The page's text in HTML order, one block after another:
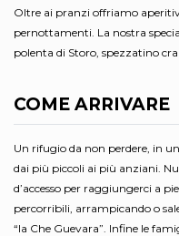
Oltre ai pranzi offriamo
pernottamenti. La nostra
polenta di Storo, spezzatino
COME ARRIVARE
Un rifugio da non perdere, in
dai più piccoli ai più anziani.
d’accesso per raggiungerci a
percorribili, arrampicando o
“la Che Guevara”. Infine le